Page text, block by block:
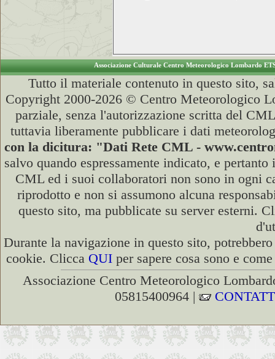
Associazione Culturale Centro Meteorologico Lombardo
Tutto il materiale contenuto in questo sito,
Copyright 2000-2026 © Centro Meteorologico
parziale, senza l'autorizzazione scritta del
tuttavia liberamente pubblicare i dati
con la dicitura: "Dati Rete CML -
salvo quando espressamente indicato, e
CML ed i suoi collaboratori non sono in ogni
riprodotto e non si assumono alcuna
questo sito, ma pubblicate su server esterni.
Durante la navigazione in questo sito,
cookie. Clicca QUI per sapere cosa sono e
Associazione Centro Meteorologico
05815400964 |